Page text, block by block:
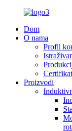
Dom
O nama
Profil
Certifikat
Proizvodi